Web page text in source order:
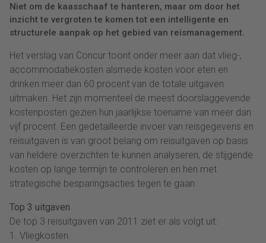
Niet om de kaasschaaf te hanteren, maar om door het
inzicht te vergroten te komen tot een intelligente en
structurele aanpak op het gebied van reismanagement.
Het verslag van Concur toont onder meer aan dat vlieg-,
accommodatiekosten alsmede kosten voor eten en
drinken meer dan 60 procent van de totale uitgaven
uitmaken. Het zijn momenteel de meest doorslaggevende
kostenposten gezien hun jaarlijkse toename van meer dan
vijf procent. Een gedetailleerde invoer van reisgegevens en
reisuitgaven is van groot belang om reisuitgaven op basis
van heldere overzichten te kunnen analyseren, de stijgende
kosten op lange termijn te controleren en hen met
strategische besparingsacties tegen te gaan.
Top 3 uitgaven
De top 3 reisuitgaven van 2011 ziet er als volgt uit:
1. Vliegkosten.